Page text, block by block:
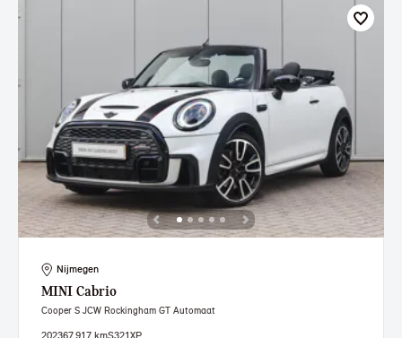
Nijmegen
MINI Cabrio
Cooper S JCW Rockingham GT Automaat
202367.917 kmS321XP